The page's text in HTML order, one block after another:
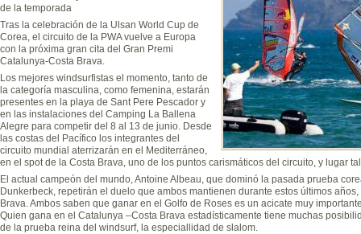
de la temporada
Tras la celebración de la Ulsan World Cup de
Corea, el circuito de la PWA vuelve a Europa
con la próxima gran cita del Gran Premi
Catalunya-Costa Brava.
Los mejores windsurfistas el momento, tanto de
la categoría masculina, como femenina, estarán
presentes en la playa de Sant Pere Pescador y
en las instalaciones del Camping La Ballena
Alegre para competir del 8 al 13 de junio. Desde
las costas del Pacífico los integrantes del
circuito mundial aterrizarán en el Mediterráneo,
en el spot de la Costa Brava, uno de los puntos carismáticos del circuito, y lugar
El actual campeón del mundo, Antoine Albeau, que dominó la pasada prueba
Dunkerbeck, repetirán el duelo que ambos mantienen durante estos últimos
Brava. Ambos saben que ganar en el Golfo de Roses es un acicate muy
Quien gana en el Catalunya –Costa Brava estadísticamente tiene muchas
de la prueba reina del windsurf, la especiallidad de slalom.